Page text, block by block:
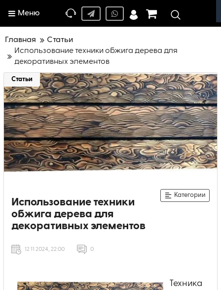
Меню
Главная
Статьи
Использование техники обжига дерева для
декоративных элементов
Статьи
Использование техники
обжига дерева для
декоративных элементов
Категории
12 11 2024, 22:00 0
Техника